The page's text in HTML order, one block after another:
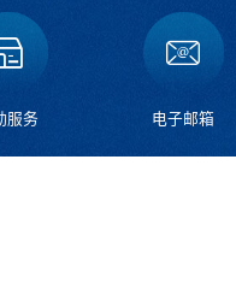
服务 电子邮箱